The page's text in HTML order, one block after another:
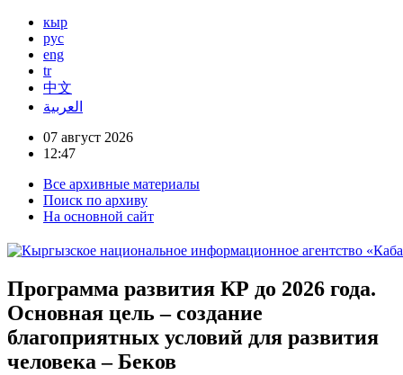
кыр
рус
eng
tr
中文
العربية
07 август 2026
12:47
Все архивные материалы
Поиск по архиву
На основной сайт
Программа развития КР до 2026 года.
Основная цель – создание
благоприятных условий для развития
человека – Беков